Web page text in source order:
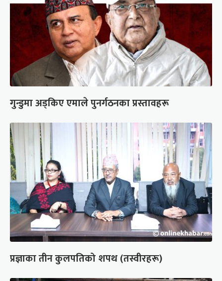
गुन्डुमा अड्किए एमाले पुनर्गठनका प्रस्तावहरू
प्रज्ञाका तीन कुलपतिको शपथ (तस्वीरहरू)